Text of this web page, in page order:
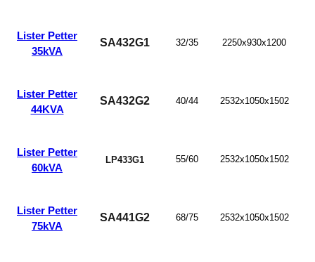
Lister Petter
35kVA
SA432G1 32/35 2250x930x1200
Lister Petter
44KVA
SA432G2 40/44 2532x1050x1502
Lister Petter
60kVA
LP433G1 55/60 2532x1050x1502
Lister Petter
75kVA
SA441G2 68/75 2532x1050x1502